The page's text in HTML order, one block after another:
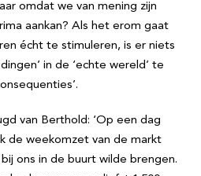
omdat we van mening zijn
aankan? Als het erom gaat
écht te stimuleren, is er niets
in de ‘echte wereld’ te
van Berthold: ‘Op een dag
de weekomzet van de markt
ons in de buurt wilde brengen.